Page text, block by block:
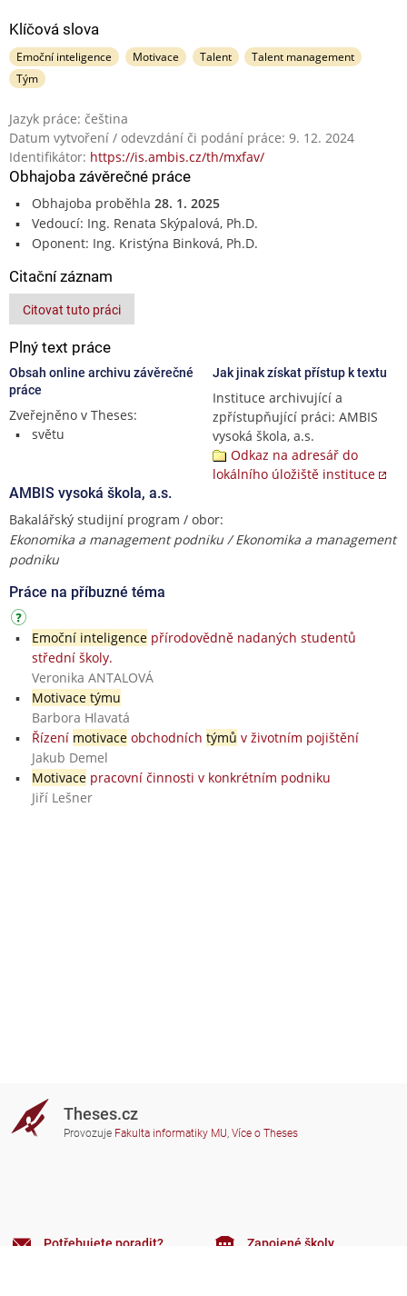
Klíčová slova
Emoční inteligence Motivace Talent
Talent management
Tým
Jazyk práce: čeština
Datum vytvoření / odevzdání či podání práce: 9. 12. 2024
Identifikátor: https://is.ambis.cz/th/mxfav/
Obhajoba závěrečné práce
Obhajoba proběhla 28. 1. 2025
Vedoucí: Ing. Renata Skýpalová, Ph.D.
Oponent: Ing. Kristýna Binková, Ph.D.
Citační záznam
Citovat tuto práci
Plný text práce
Obsah online archivu závěrečné
práce
Zveřejněno v Theses:
světu
Jak jinak získat přístup k textu
Instituce archivující a
zpřístupňující práci: AMBIS
vysoká škola, a.s.
Odkaz na adresář do
lokálního úložiště instituce
AMBIS vysoká škola, a.s.
Bakalářský studijní program / obor:
Ekonomika a management podniku / Ekonomika a management
podniku
Práce na příbuzné téma
Emoční inteligencepřírodovědně nadaných studentů
střední školy.
Veronika ANTALOVÁ
Motivace týmu
Barbora Hlavatá
Řízení motivaceobchodních týmů v životním pojištění
Jakub Demel
Motivacepracovní činnosti v konkrétním podniku
Jiří Lešner
Theses.cz
Provozuje Fakulta informatiky MU, Více o Theses
Potřebujete poradit? Zapojené školy